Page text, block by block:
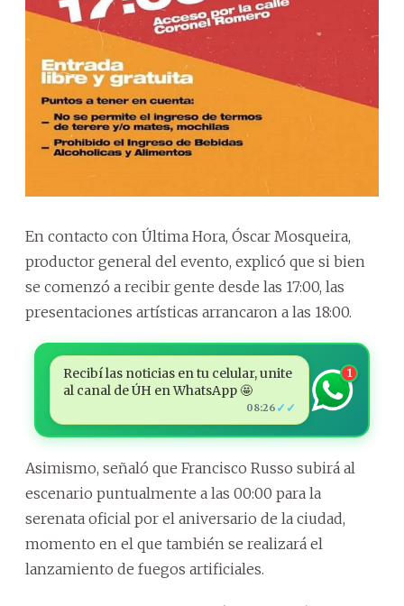
En contacto con Última Hora, Óscar Mosqueira,
productor general del evento, explicó que si bien
se comenzó a recibir gente desde las 17:00, las
presentaciones artísticas arrancaron a las 18:00.
Recibí las noticias en tu celular, unite
al canal de ÚH en WhatsApp 🤩
08:26 ✓✓
1
Asimismo, señaló que Francisco Russo subirá al
escenario puntualmente a las 00:00 para la
serenata oficial por el aniversario de la ciudad,
momento en el que también se realizará el
lanzamiento de fuegos artificiales.